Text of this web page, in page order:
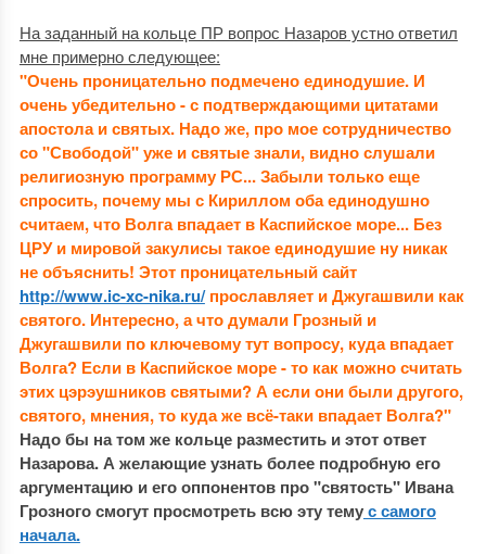
На заданный на кольце ПР вопрос Назаров устно ответил
мне примерно следующее:
"Очень проницательно подмечено единодушие. И
очень убедительно - с подтверждающими цитатами
апостола и святых. Надо же, про мое сотрудничество
со "Свободой" уже и святые знали, видно слушали
религиозную программу РС... Забыли только еще
спросить, почему мы с Кириллом оба единодушно
считаем, что Волга впадает в Каспийское море... Без
ЦРУ и мировой закулисы такое единодушие ну никак
не объяснить! Этот проницательный сайт
http://www.ic-xc-nika.ru/прославляет и Джугашвили как
святого. Интересно, а что думали Грозный и
Джугашвили по ключевому тут вопросу, куда впадает
Волга? Если в Каспийское море - то как можно считать
этих цэрэушников святыми? А если они были другого,
святого, мнения, то куда же всё-таки впадает Волга?"
Надо бы на том же кольце разместить и этот ответ
Назарова. А желающие узнать более подробную его
аргументацию и его оппонентов про "святость" Ивана
Грозного смогут просмотреть всю эту темус самого
начала.